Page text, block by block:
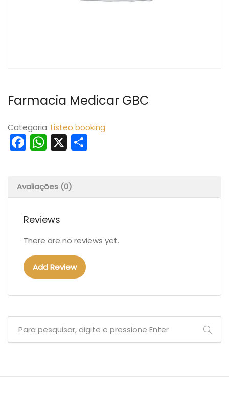
Farmacia Medicar GBC
Categoria: Listeo booking
Facebook
WhatsApp
X
Avaliações (0)
Reviews
There are no reviews yet.
Add Review